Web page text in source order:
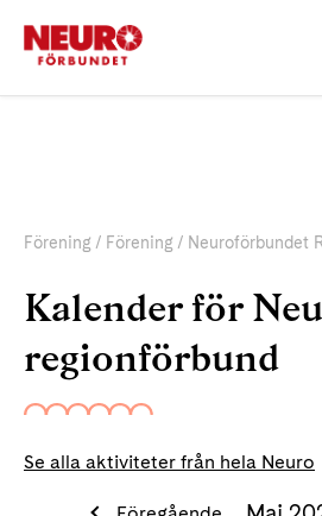
Förening Förening Neuroförbundet
Kalender för
regionförbund
Se alla aktiviteter från hela Neuro